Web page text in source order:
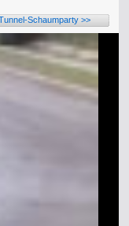
Schaumparty >>